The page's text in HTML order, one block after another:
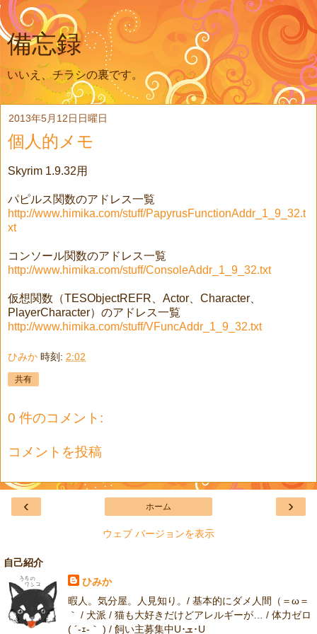
備忘録
いいえ、チラシの裏です。
2013年5月12日日曜日
個人的メモ
Skyrim 1.9.32用
パピルス関数のアドレス一覧
http://www.himika.com/stuff/PapyrusFunctionAddr_1_9_32.t
xt
コンソール関数のアドレス一覧
http://www.himika.com/stuff/ConsoleAddr_1_9_32.txt
仮想関数（TESObjectREFR、Actor、Character、
PlayerCharacter）のアドレス一覧
http://www.himika.com/stuff/VFuncAddr_1_9_32.txt
ひみか 時刻: 2:02
共有
0 件のコメント:
コメントを投稿
‹ ›
ホーム
ウェブ バージョンを表示
自己紹介
ひみか
暇人。気分屋。人見知り。/ 基本的にダメ人間（＝ω＝
｀ / 犬派 / 猫も大好きだけどアレルギーが… / 体力ゼロ
( ´-ｪ-｀ ) / 飼い主募集中U･ܫ･U